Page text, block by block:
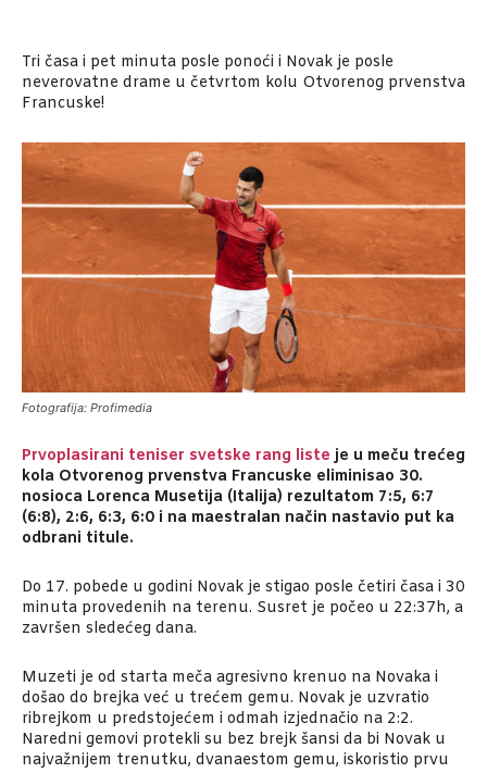
Tri časa i pet minuta posle ponoći i Novak je posle
neverovatne drame u četvrtom kolu Otvorenog prvenstva
Francuske!
Fotografija: Profimedia
Prvoplasirani teniser svetske rang liste je u meču trećeg
kola Otvorenog prvenstva Francuske eliminisao 30.
nosioca Lorenca Musetija (Italija) rezultatom 7:5, 6:7
(6:8), 2:6, 6:3, 6:0 i na maestralan način nastavio put ka
odbrani titule.
Do 17. pobede u godini Novak je stigao posle četiri časa i 30
minuta provedenih na terenu. Susret je počeo u 22:37h, a
završen sledećeg dana.
Muzeti je od starta meča agresivno krenuo na Novaka i
došao do brejka već u trećem gemu. Novak je uzvratio
ribrejkom u predstojećem i odmah izjednačio na 2:2.
Naredni gemovi protekli su bez brejk šansi da bi Novak u
najvažnijem trenutku, dvanaestom gemu, iskoristio prvu